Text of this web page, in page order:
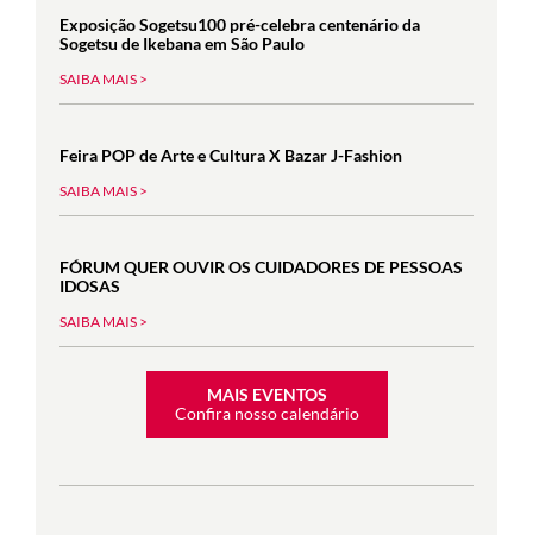
Exposição Sogetsu100 pré-celebra centenário da
Sogetsu de Ikebana em São Paulo
SAIBA MAIS >
Feira POP de Arte e Cultura X Bazar J-Fashion
SAIBA MAIS >
FÓRUM QUER OUVIR OS CUIDADORES DE PESSOAS
IDOSAS
SAIBA MAIS >
MAIS EVENTOS
Confira nosso calendário